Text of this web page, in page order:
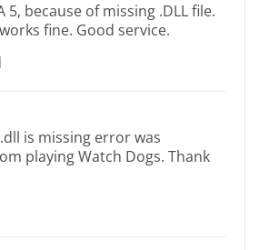
5, because of missing .DLL file.
fine. Good service.
is missing error was
playing Watch Dogs. Thank